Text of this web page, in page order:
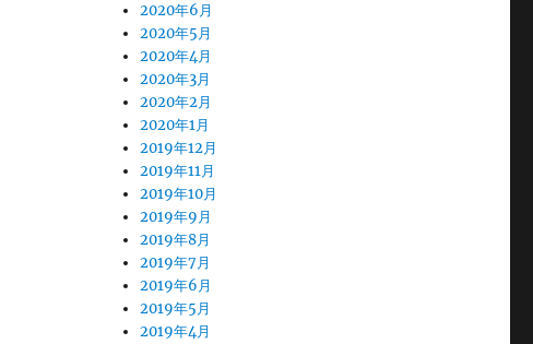
2020年6月
2020年5月
2020年4月
2020年3月
2020年2月
2020年1月
2019年12月
2019年11月
2019年10月
2019年9月
2019年8月
2019年7月
2019年6月
2019年5月
2019年4月